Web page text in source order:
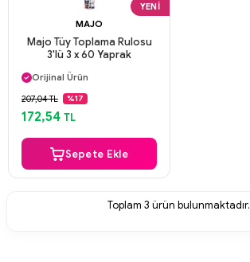
YENI
MAJO
Majo Tüy Toplama Rulosu
3'lü 3 x 60 Yaprak
Aynı Gün Kargo
Orijinal Ürün
Güvenli Ödeme
Aynı Gün Kargo
207,04 TL %17
172,54 TL
Sepete Ekle
Toplam 3 ürün bulunmaktadır.